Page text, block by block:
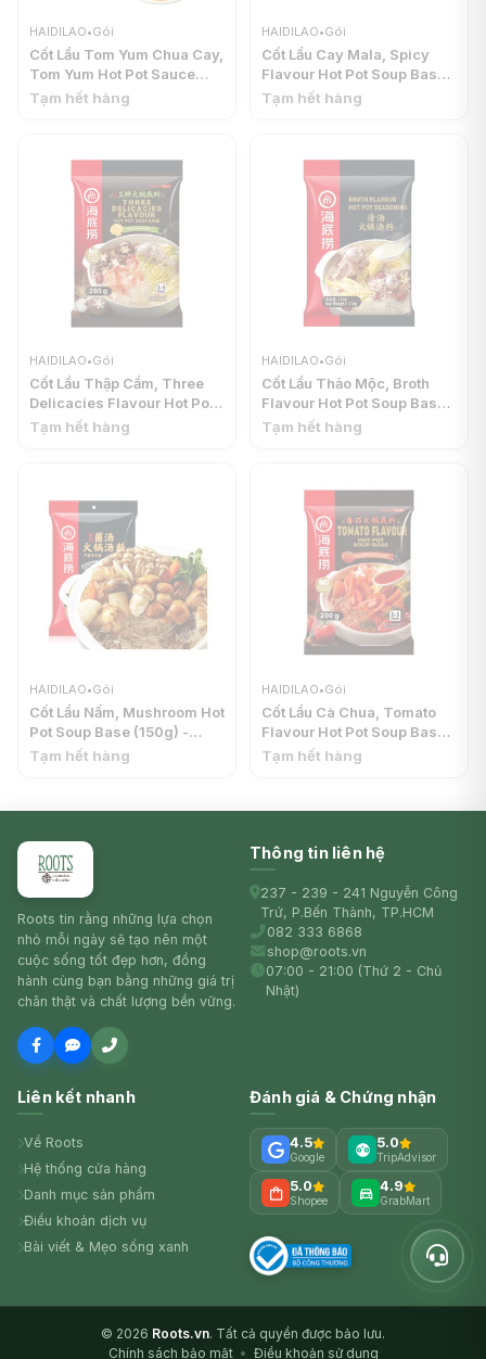
HAIDILAO•Gói
Cốt Lẩu Tom Yum Chua Cay,
Tom Yum Hot Pot Sauce
(210g) - HAIDILAO
Tạm hết hàng
HAIDILAO•Gói
Cốt Lẩu Cay Mala, Spicy
Flavour Hot Pot Soup Base
(220g) - HAIDILAO
Tạm hết hàng
HAIDILAO•Gói
Cốt Lẩu Thập Cẩm, Three
Delicacies Flavour Hot Pot
Soup Base (200g) -
Tạm hết hàng
HAIDILAO•Gói
Cốt Lẩu Thảo Mộc, Broth
Flavour Hot Pot Soup Base
(110g) - HAIDILAO
Tạm hết hàng
HAIDILAO•Gói
Cốt Lẩu Nấm, Mushroom Hot
Pot Soup Base (150g) -
HAIDILAO
Tạm hết hàng
HAIDILAO•Gói
Cốt Lẩu Cà Chua, Tomato
Flavour Hot Pot Soup Base
(200g) - HAIDILAO
Tạm hết hàng
Roots tin rằng những lựa chọn
nhỏ mỗi ngày sẽ tạo nên một
cuộc sống tốt đẹp hơn, đồng
hành cùng bạn bằng những giá trị
chân thật và chất lượng bền vững.
Thông tin liên hệ
237 - 239 - 241 Nguyễn Công
Trứ, P.Bến Thành, TP.HCM
082 333 6868
shop@roots.vn
07:00 - 21:00 (Thứ 2 - Chủ
Nhật)
Liên kết nhanh
Về Roots
Hệ thống cửa hàng
Danh mục sản phẩm
Điều khoản dịch vụ
Bài viết & Mẹo sống xanh
Đánh giá & Chứng nhận
4.5
Google
5.0
TripAdvisor
5.0
Shopee
4.9
GrabMart
© 2026 Roots.vn. Tất cả quyền được bảo lưu.
Chính sách bảo mật • Điều khoản sử dụng